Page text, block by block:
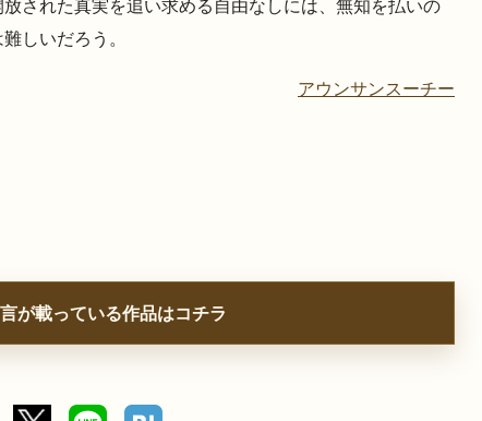
された真実を追い求める自由なしには、無知を払いの
しいだろう。
アウンサンスーチー
が載っている作品はコチラ